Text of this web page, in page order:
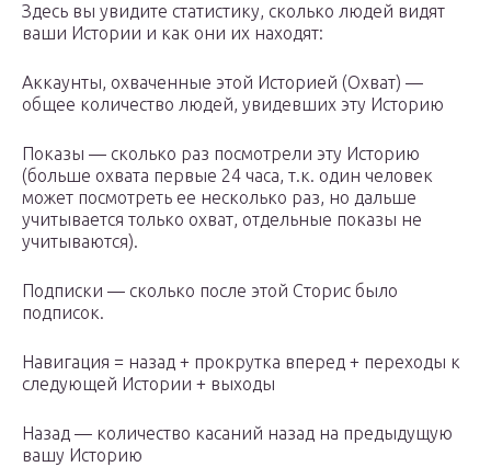
Здесь вы увидите статистику, сколько людей видят
ваши Истории и как они их находят:
Аккаунты, охваченные этой Историей (Охват) —
общее количество людей, увидевших эту Историю
Показы — сколько раз посмотрели эту Историю
(больше охвата первые 24 часа, т.к. один человек
может посмотреть ее несколько раз, но дальше
учитывается только охват, отдельные показы не
учитываются).
Подписки — сколько после этой Сторис было
подписок.
Навигация = назад + прокрутка вперед + переходы к
следующей Истории + выходы
Назад — количество касаний назад на предыдущую
вашу Историю